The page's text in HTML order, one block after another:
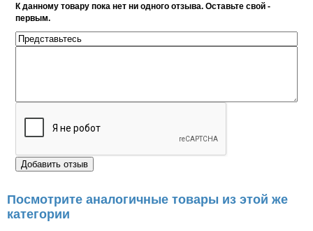
К данному товару пока нет ни одного отзыва. Оставьте свой -
первым.
Посмотрите аналогичные товары из этой же
категории